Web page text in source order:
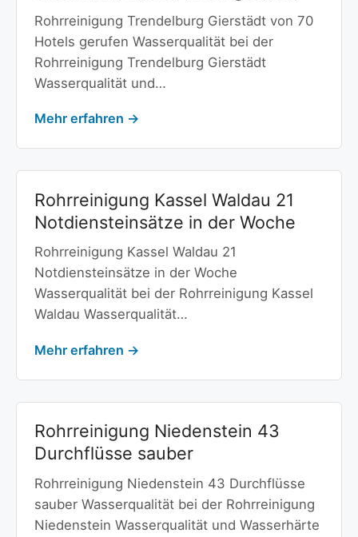
Rohrreinigung Trendelburg Gierstädt von 70
Hotels gerufen Wasserqualität bei der
Rohrreinigung Trendelburg Gierstädt
Wasserqualität und…
Mehr erfahren →
Rohrreinigung Kassel Waldau 21
Notdiensteinsätze in der Woche
Rohrreinigung Kassel Waldau 21
Notdiensteinsätze in der Woche
Wasserqualität bei der Rohrreinigung Kassel
Waldau Wasserqualität…
Mehr erfahren →
Rohrreinigung Niedenstein 43
Durchflüsse sauber
Rohrreinigung Niedenstein 43 Durchflüsse
sauber Wasserqualität bei der Rohrreinigung
Niedenstein Wasserqualität und Wasserhärte